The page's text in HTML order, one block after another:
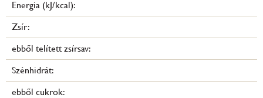
Energia (kJ/kcal):
Zsír:
ebből telített zsírsav:
Szénhidrát:
ebből cukrok: